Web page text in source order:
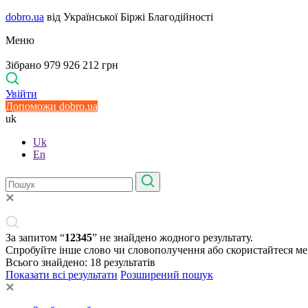
dobro.ua від Української Біржі Благодійності
Меню
Зібрано 979 926 212 грн
Увійти
Допоможи dobro.ua
uk
Uk
En
За запитом “12345” не знайдено жодного результату.
Спробуйте інше слово чи словополучення або скористайтеся
Всього знайдено: 18 результатів
Показати всі результати Розширений пошук